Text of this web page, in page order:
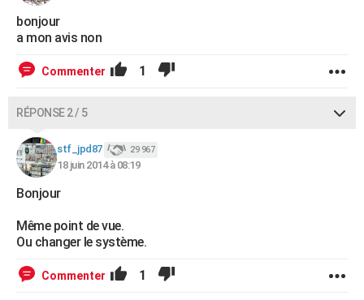
bonjour
a mon avis non
Commenter 1
RÉPONSE 2 / 5
stf_jpd87 29 967
18 juin 2014 à 08:19
Bonjour
Même point de vue.
Ou changer le système.
Commenter 1